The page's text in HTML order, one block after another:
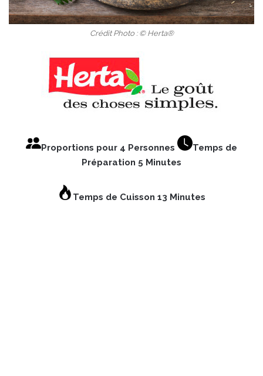
Crédit Photo : © Herta®
Proportions pour 4 Personnes
Temps de
Préparation 5 Minutes
Temps de Cuisson 13 Minutes